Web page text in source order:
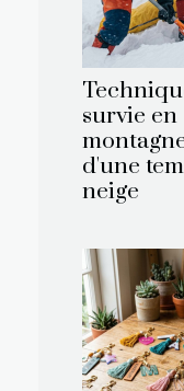
survie en
d'une
neige